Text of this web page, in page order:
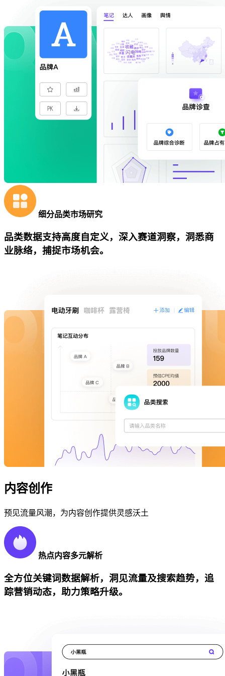
细分品类市场研究
品类数据支持高度自定义，深入赛道洞察，洞悉商
业脉络，捕捉市场机会。
内容创作
预见流量风潮，为内容创作提供灵感沃土
热点内容多元解析
全方位关键词数据解析，洞见流量及搜索趋势，追
踪营销动态，助力策略升级。